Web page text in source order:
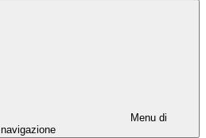
Menu di
navigazione